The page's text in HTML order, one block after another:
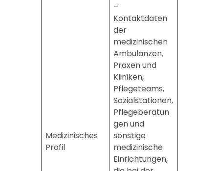
Medizinisches
Profil
–
Kontaktdaten
der
medizinischen
Ambulanzen,
Praxen und
Kliniken,
Pflegeteams,
Sozialstationen,
Pflegeberatun
gen und
sonstige
medizinische
Einrichtungen,